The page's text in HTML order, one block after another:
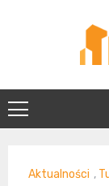
Aktualności ,